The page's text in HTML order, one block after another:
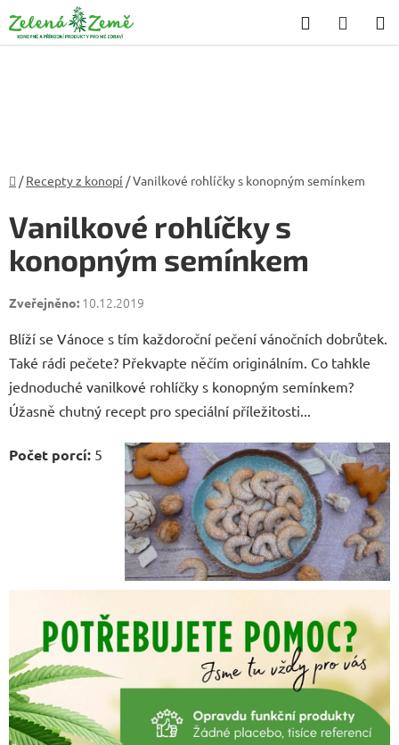
na
obsah
Hledat
KOŠÍK
Domů
/ Recepty z konopí /Vanilkové rohlíčky s konopným semínkem
Vanilkové rohlíčky s
konopným semínkem
10.12.2019
Blíží se Vánoce s tím každoroční pečení vánočních dobrůtek.
Také rádi pečete? Překvapte něčím originálním. Co tahkle
jednoduché vanilkové rohlíčky s konopným semínkem?
Úžasně chutný recept pro speciální příležitosti...
Počet porcí: 5